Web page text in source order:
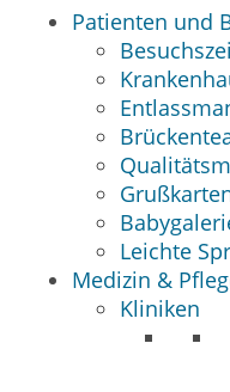
Patienten und
Leichte
Medizin &
Kliniken